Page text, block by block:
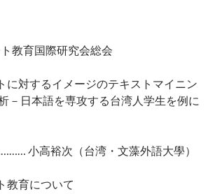
教育国際研究会総会
に対するイメージのテキストマイニン
－日本語を専攻する台湾人学生を例に
小高裕次（台湾・文藻外語大學）
教育について